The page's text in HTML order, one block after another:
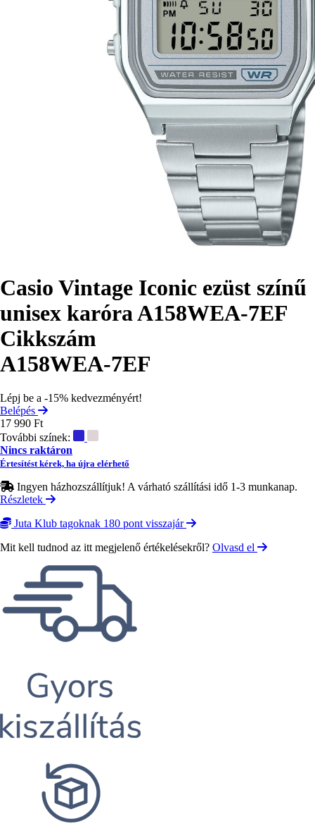
Casio Vintage Iconic ezüst színű
unisex karóra A158WEA-7EF
Cikkszám
A158WEA-7EF
Lépj be a -15% kedvezményért!
Belépés
17 990 Ft
További színek:
Nincs raktáron
Értesítést kérek, ha újra elérhető
Ingyen házhozszállítjuk! A várható szállítási idő 1-3 munkanap.
Részletek
Juta Klub tagoknak 180 pont visszajár
Mit kell tudnod az itt megjelenő értékelésekről? Olvasd el